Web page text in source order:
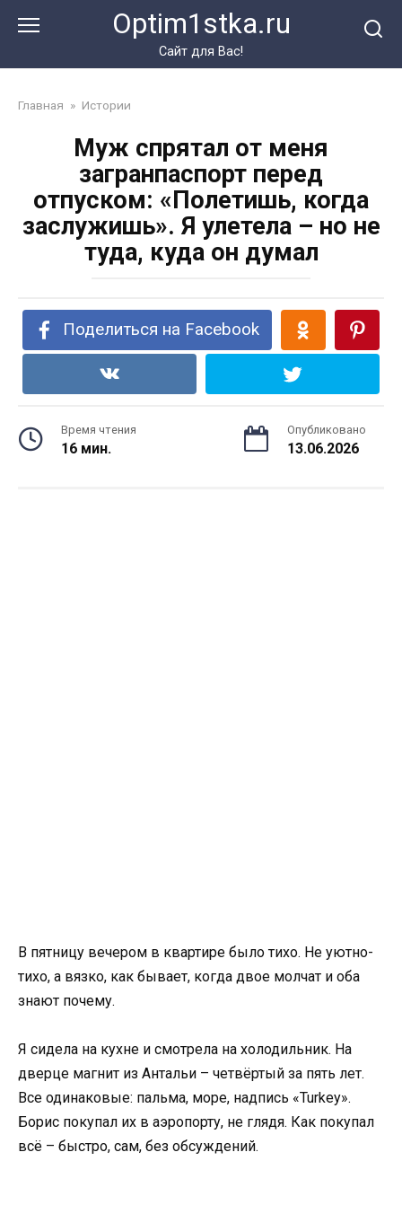
Optim1stka.ru
Сайт для Вас!
Главная » Истории
Муж спрятал от меня
загранпаспорт перед
отпуском: «Полетишь, когда
заслужишь». Я улетела – но не
туда, куда он думал
Поделиться на Facebook
Время чтения
16 мин.
Опубликовано
13.06.2026
В пятницу вечером в квартире было тихо. Не уютно-
тихо, а вязко, как бывает, когда двое молчат и оба
знают почему.
Я сидела на кухне и смотрела на холодильник. На
дверце магнит из Антальи – четвёртый за пять лет.
Все одинаковые: пальма, море, надпись «Turkey».
Борис покупал их в аэропорту, не глядя. Как покупал
всё – быстро, сам, без обсуждений.